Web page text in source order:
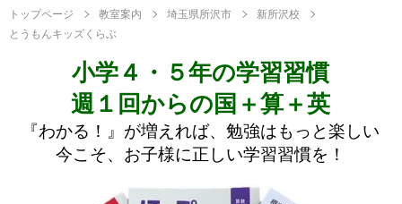
トップページ 教室案内 埼玉県所沢市
新所沢校
とうもんキッズくらぶ
小学４・５年の学習習慣
週１回からの国＋算＋英
『わかる！』が増えれば、勉強はもっと楽しい
今こそ、お子様に正しい学習習慣を！